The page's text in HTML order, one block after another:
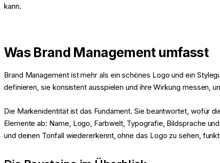
kann.
Was Brand Management umfasst
Brand Management ist mehr als ein schönes Logo und ein
definieren, sie konsistent ausspielen und ihre Wirkung messen,
Die Markenidentität ist das Fundament. Sie beantwortet, wofür
Elemente ab: Name, Logo, Farbwelt, Typografie, Bildsprache
und deinen Tonfall wiedererkennt, ohne das Logo zu sehen,